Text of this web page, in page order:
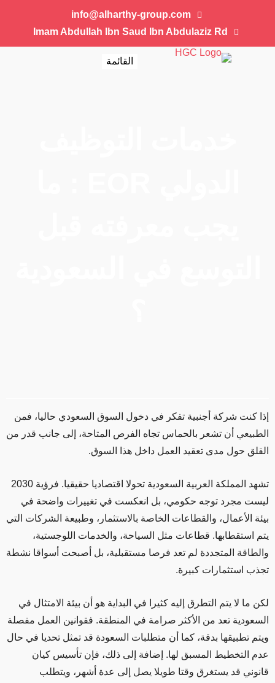
info@alharthy-group.com
Imam Abdullah Ibn Saud Ibn Abdulaziz Rd
القائمة
إذا كنت شركة أجنبية تفكر في دخول السوق السعودي حاليا، فمن
الطبيعي أن تشعر بالحماس تجاه الفرص المتاحة، إلى جانب قدر من
القلق حول مدى تعقيد العمل داخل هذا السوق.
تشهد المملكة العربية السعودية تحولا اقتصاديا حقيقيا. فرؤية 2030
ليست مجرد توجه حكومي، بل انعكست في تغييرات واضحة في
بيئة الأعمال، والقطاعات الخاصة بالاستثمار، وطبيعة الشركات التي
يتم استقطابها. قطاعات مثل السياحة، والخدمات اللوجستية،
والطاقة المتجددة لم تعد فرصا مستقبلية، بل أصبحت أسواقا نشطة
تجذب استثمارات كبيرة.
لكن ما لا يتم التطرق إليه كثيرا في البداية هو أن بيئة الامتثال في
السعودية تعد من الأكثر صرامة في المنطقة. فقوانين العمل مفصلة
ويتم تطبيقها بدقة، كما أن متطلبات السعودة قد تمثل تحديا في حال
عدم التخطيط المسبق لها. إضافة إلى ذلك، فإن تأسيس كيان
قانوني قد يستغرق وقتا طويلا يصل إلى عدة أشهر، ويتطلب